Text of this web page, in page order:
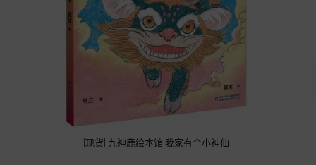
[现货] 九神鹿绘本馆 我家有个小神仙